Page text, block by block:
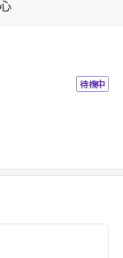
待機中